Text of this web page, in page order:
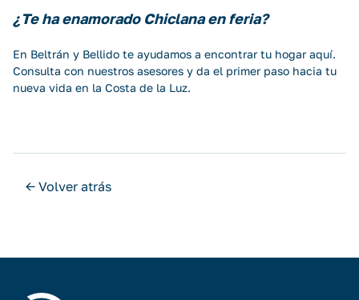
¿Te ha enamorado Chiclana en feria?
En Beltrán y Bellido te ayudamos a encontrar tu hogar aquí.
Consulta con nuestros asesores y da el primer paso hacia tu
nueva vida en la Costa de la Luz.
← Volver atrás